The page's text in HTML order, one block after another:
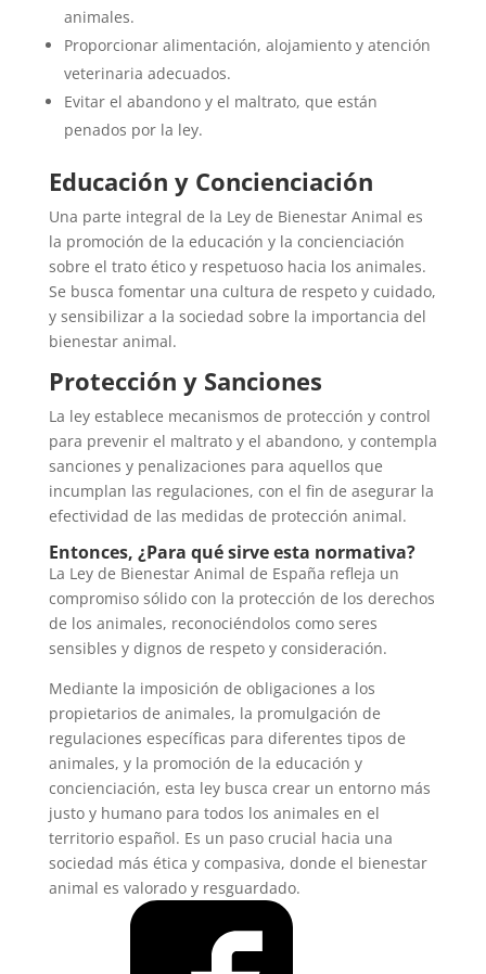
animales.
Proporcionar alimentación, alojamiento y atención
veterinaria adecuados.
Evitar el abandono y el maltrato, que están
penados por la ley.
Educación y Concienciación
Una parte integral de la Ley de Bienestar Animal es
la promoción de la educación y la concienciación
sobre el trato ético y respetuoso hacia los animales.
Se busca fomentar una cultura de respeto y cuidado,
y sensibilizar a la sociedad sobre la importancia del
bienestar animal.
Protección y Sanciones
La ley establece mecanismos de protección y control
para prevenir el maltrato y el abandono, y contempla
sanciones y penalizaciones para aquellos que
incumplan las regulaciones, con el fin de asegurar la
efectividad de las medidas de protección animal.
Entonces, ¿Para qué sirve esta normativa?
La Ley de Bienestar Animal de España refleja un
compromiso sólido con la protección de los derechos
de los animales, reconociéndolos como seres
sensibles y dignos de respeto y consideración.
Mediante la imposición de obligaciones a los
propietarios de animales, la promulgación de
regulaciones específicas para diferentes tipos de
animales, y la promoción de la educación y
concienciación, esta ley busca crear un entorno más
justo y humano para todos los animales en el
territorio español. Es un paso crucial hacia una
sociedad más ética y compasiva, donde el bienestar
animal es valorado y resguardado.